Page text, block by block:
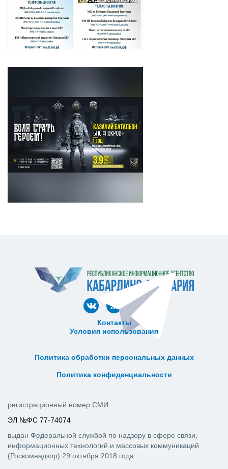
Контакты
Условия использования
Политика обработки персональных данных
Политика конфиденциальности
регистрационный номер СМИ
ЭЛ №ФС 77-74074
выдан Федеральной службой по надзору в сфере связи,
информационных технологий и массовых коммуникаций
(Роскомнадзор) 29 октября 2018 года